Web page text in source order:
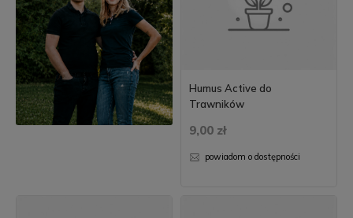
Humus Active do
Trawników
9,00 zł
powiadom o dostępności